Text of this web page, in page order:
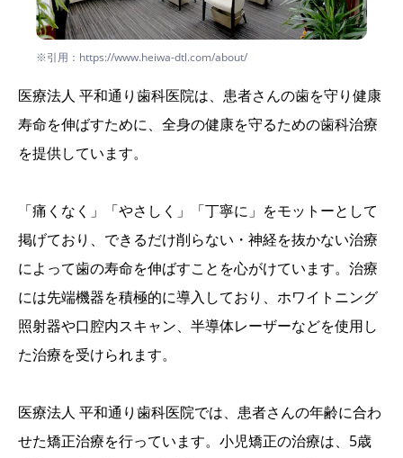
※引用：https://www.heiwa-dtl.com/about/
医療法人 平和通り歯科医院は、患者さんの歯を守り健康
寿命を伸ばすために、全身の健康を守るための歯科治療
を提供しています。
「痛くなく」「やさしく」「丁寧に」をモットーとして
掲げており、できるだけ削らない・神経を抜かない治療
によって歯の寿命を伸ばすことを心がけています。治療
には先端機器を積極的に導入しており、ホワイトニング
照射器や口腔内スキャン、半導体レーザーなどを使用し
た治療を受けられます。
医療法人 平和通り歯科医院では、患者さんの年齢に合わ
せた矯正治療を行っています。小児矯正の治療は、5歳